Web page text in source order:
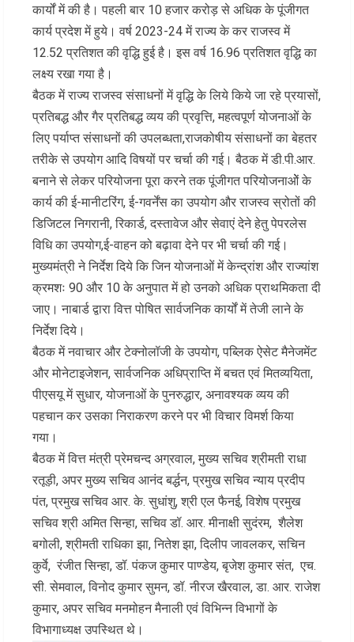
कार्यों में की है। पहली बार 10 हजार करोड़ से अधिक के पूंजीगत
कार्य प्रदेश में हुये। वर्ष 2023-24 में राज्य के कर राजस्व में
12.52 प्रतिशत की वृद्धि हुई है। इस वर्ष 16.96 प्रतिशत वृद्धि का
लक्ष्य रखा गया है।
बैठक में राज्य राजस्व संसाधनों में वृद्धि के लिये किये जा रहे प्रयासों,
प्रतिबद्ध और गैर प्रतिबद्ध व्यय की प्रवृत्ति, महत्वपूर्ण योजनाओं के
लिए पर्याप्त संसाधनों की उपलब्धता,राजकोषीय संसाधनों का बेहतर
तरीके से उपयोग आदि विषयों पर चर्चा की गई। बैठक में डी.पी.आर.
बनाने से लेकर परियोजना पूरा करने तक पूंजीगत परियोजनाओें के
कार्य की ई-मानीटरिंग, ई-गवर्नेंस का उपयोग और राजस्व स्रोतों की
डिजिटल निगरानी, रिकार्ड, दस्तावेज और सेवाएं देने हेतु पेपरलेस
विधि का उपयोग,ई-वाहन को बढ़ावा देने पर भी चर्चा की गई।
मुख्यमंत्री ने निर्देश दिये कि जिन योजनाओं में केन्द्रांश और राज्यांश
क्रमशः 90 और 10 के अनुपात में हो उनको अधिक प्राथमिकता दी
जाए। नाबार्ड द्वारा वित्त पोषित सार्वजनिक कार्यों में तेजी लाने के
निर्देश दिये।
बैठक में नवाचार और टेक्नोलॉजी के उपयोग, पब्लिक ऐसेट मैनेजमेंट
और मोनेटाइजेशन, सार्वजनिक अधिप्राप्ति में बचत एवं मितव्ययिता,
पीएसयू में सुधार, योजनाओं के पुनरुद्धार, अनावश्यक व्यय की
पहचान कर उसका निराकरण करने पर भी विचार विमर्श किया
गया।
बैठक में वित्त मंत्री प्रेमचन्द अग्रवाल, मुख्य सचिव श्रीमती राधा
रतूड़ी, अपर मुख्य सचिव आनंद बर्द्धन, प्रमुख सचिव न्याय प्रदीप
पंत, प्रमुख सचिव आर. के. सुधांशु, श्री एल फैनई, विशेष प्रमुख
सचिव श्री अमित सिन्हा, सचिव डॉ. आर. मीनाक्षी सुदंरम, शैलेश
बगोली, श्रीमती राधिका झा, नितेश झा, दिलीप जावलकर, सचिन
कुर्वे, रंजीत सिन्हा, डॉ. पंकज कुमार पाण्डेय, बृजेश कुमार संत, एच.
सी. सेमवाल, विनोद कुमार सुमन, डॉ. नीरज खैरवाल, डा. आर. राजेश
कुमार, अपर सचिव मनमोहन मैनाली एवं विभिन्न विभागों के
विभागाध्यक्ष उपस्थित थे।